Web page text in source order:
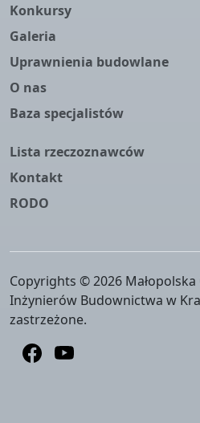
Konkursy
Galeria
Uprawnienia budowlane
O nas
Baza specjalistów
Lista rzeczoznawców
Kontakt
RODO
Copyrights © 2026
Inżynierów Budownictwa w
zastrzeżone.